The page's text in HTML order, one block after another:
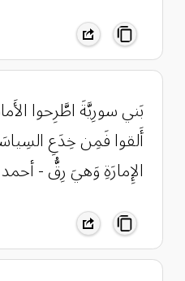
بَني سورِيَّةَ اطَّرِحوا
أَلقوا فَمِن خِدَعِ
الإِمارَةِ وَهيَ رِقُّ -